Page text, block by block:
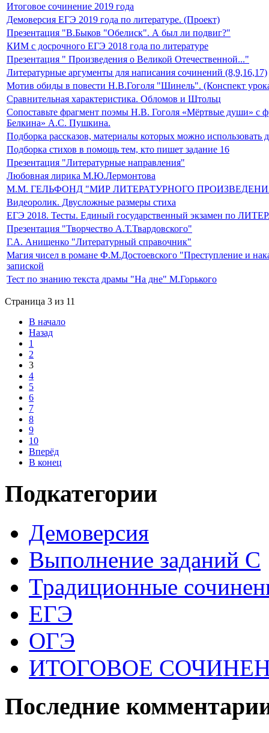
Итоговое сочинение 2019 года
Демоверсия ЕГЭ 2019 года по литературе. (Проект)
Презентация "В.Быков "Обелиск". А был ли подвиг?"
КИМ с досрочного ЕГЭ 2018 года по литературе
Презентация " Произведения о Великой Отечественной..."
Литературные аргументы для написания сочинений (8,9,16,17)
Мотив обиды в повести Н.В.Гоголя "Шинель". (Конспект
Сравнительная характеристика. Обломов и Штольц
Сопоставьте фрагмент поэмы Н.В. Гоголя «Мёртвые души» с
Белкина» А.С. Пушкина.
Подборка рассказов, материалы которых можно использовать
Подборка стихов в помощь тем, кто пишет задание 16
Презентация "Литературные направления"
Любовная лирика М.Ю.Лермонтова
М.М. ГЕЛЬФОНД "МИР ЛИТЕРАТУРНОГО
Видеоролик. Двусложные размеры стиха
ЕГЭ 2018. Тесты. Единый государственный экзамен по
Презентация "Творчество А.Т.Твардовского"
Г.А. Анищенко "Литературный справочник"
Магия чисел в романе Ф.М.Достоевского "Преступление и
запиской
Тест по знанию текста драмы "На дне" М.Горького
Страница 3 из 11
В начало
Назад
1
2
3
4
5
6
7
8
9
10
Вперёд
В конец
Подкатегории
Демоверсия
Выполнение заданий С
Традиционные
ЕГЭ
ОГЭ
ИТОГОВОЕ
Последние